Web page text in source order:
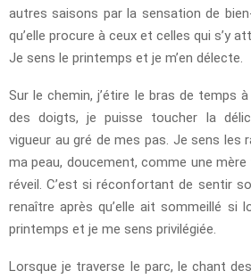
autres saisons par la sensation de
qu’elle procure à ceux et celles qui s’y
Je sens le printemps et je m’en délecte.
Sur le chemin, j’étire le bras de temps
des doigts, je puisse toucher la
vigueur au gré de mes pas. Je sens les
ma peau, doucement, comme une
réveil. C’est si réconfortant de sentir
renaître après qu’elle ait sommeillé si
printemps et je me sens privilégiée.
Lorsque je traverse le parc, le chant